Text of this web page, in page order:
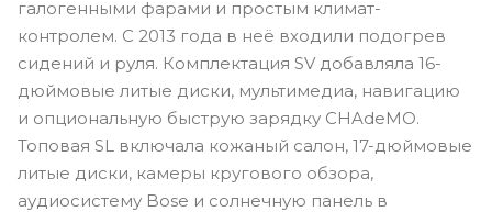
галогенными фарами и простым климат-
контролем. С 2013 года в неё входили подогрев
сидений и руля. Комплектация SV добавляла 16-
дюймовые литые диски, мультимедиа, навигацию
и опциональную быструю зарядку CHAdeMO.
Топовая SL включала кожаный салон, 17-дюймовые
литые диски, камеры кругового обзора,
аудиосистему Bose и солнечную панель в